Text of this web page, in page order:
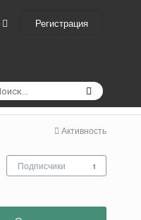
Регистрация
Активность
Подписчики 1